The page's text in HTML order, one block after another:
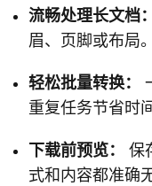
流畅处理长文档：
眉、页脚或布局。
轻松批量转换：
重复任务节省时间
下载前预览：
保
式和内容都准确